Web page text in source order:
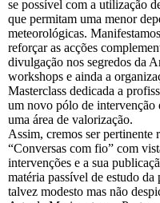
se possível com a utilização
que permitam uma menor
meteorológicas.
reforçar as acções
divulgação nos segredos da
workshops e ainda a
Masterclass dedicada a
um novo pólo de
uma área de valorização.
Assim, cremos ser
“Conversas com fio” com
intervenções e a sua
matéria passível de estudo
talvez modesto mas não